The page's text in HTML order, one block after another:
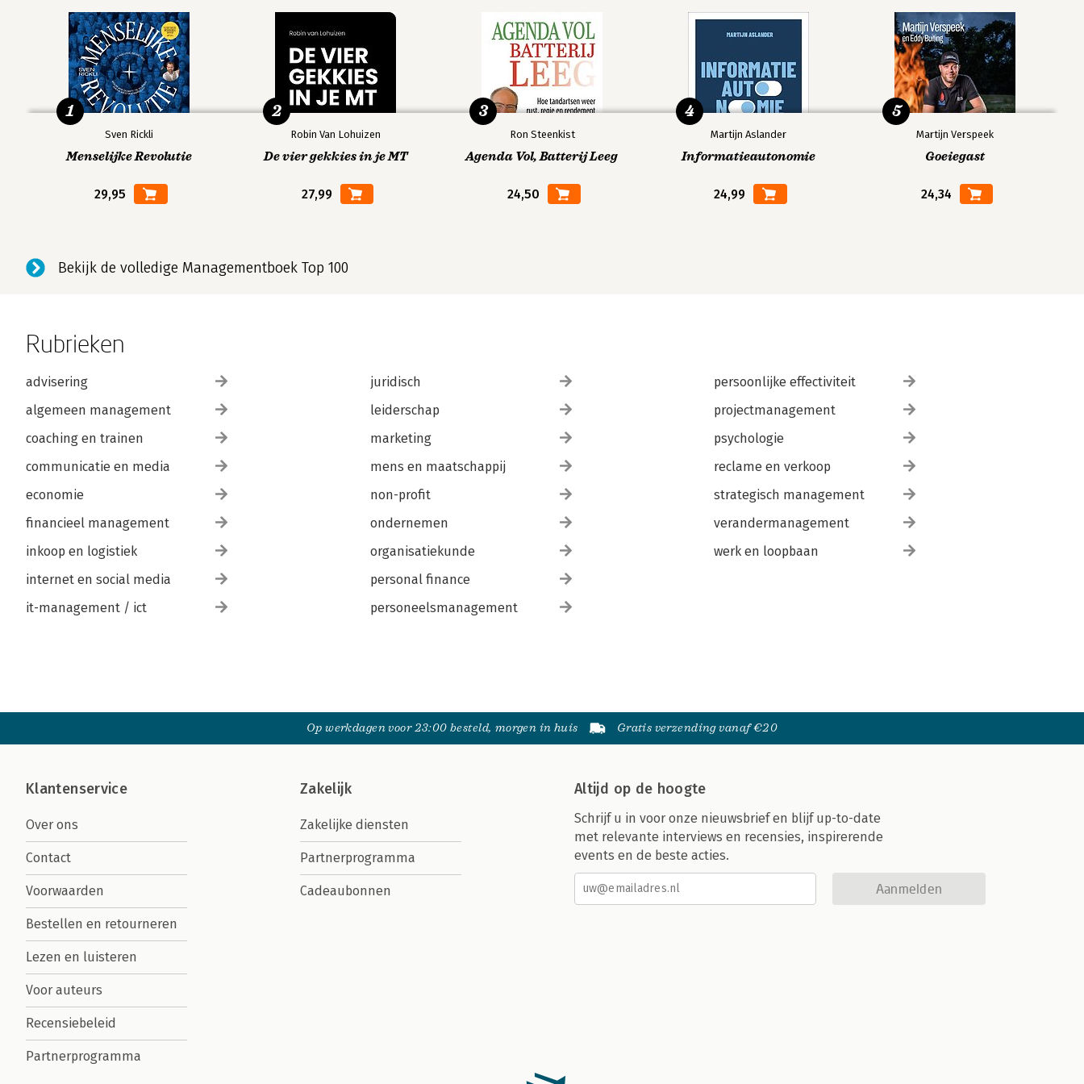
Sven Rickli
Menselijke Revolutie
29,95
1
Robin Van Lohuizen
De vier gekkies in je MT
27,99
2
Ron Steenkist
Agenda Vol, Batterij Leeg
24,50
3
Martijn Aslander
Informatieautonomie
24,99
4
Martijn Verspeek
Goeiegast
24,34
5
Bekijk de volledige Managementboek Top 100
Rubrieken
advisering
algemeen management
coaching en trainen
communicatie en media
economie
financieel management
inkoop en logistiek
internet en social media
it-management / ict
juridisch
leiderschap
marketing
mens en maatschappij
non-profit
ondernemen
organisatiekunde
personal finance
personeelsmanagement
persoonlijke effectiviteit
projectmanagement
psychologie
reclame en verkoop
strategisch management
verandermanagement
werk en loopbaan
Op werkdagen voor 23:00 besteld, morgen in huis Gratis verzending vanaf €20
Klantenservice
Over ons
Contact
Voorwaarden
Bestellen en retourneren
Lezen en luisteren
Voor auteurs
Recensiebeleid
Partnerprogramma
Zakelijk
Zakelijke diensten
Partnerprogramma
Cadeaubonnen
Altijd op de hoogte
Schrijf u in voor onze nieuwsbrief en blijf up-to-date
met relevante interviews en recensies, inspirerende
events en de beste acties.
Aanmelden